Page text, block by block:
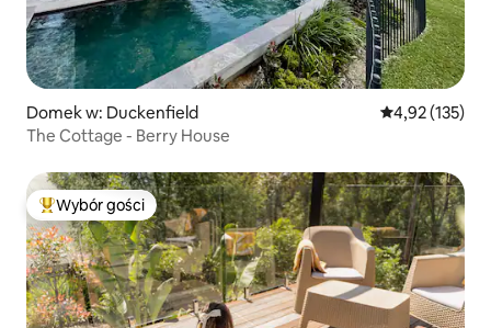
Domek w: Duckenfield Średnia
4,92 (135)
The Cottage - Berry House
Najpopularniejsze z kategorii Wybór gości
Wybór gości